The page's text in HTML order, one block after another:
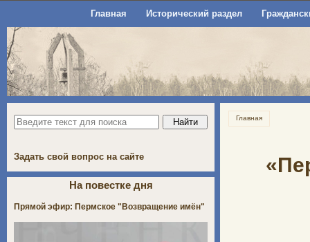
Главная Исторический раздел
Главная
Задать свой вопрос на сайте
На повестке дня
Прямой эфир: Пермское "Возвращение имён"